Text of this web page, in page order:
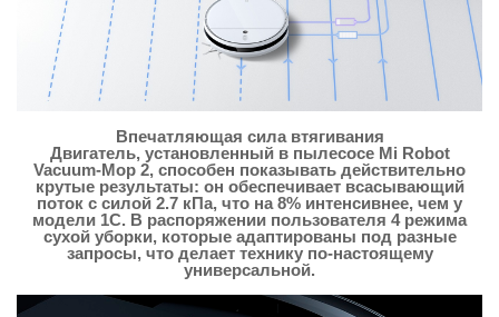
Впечатляющая сила втягивания
Двигатель, установленный в пылесосе Mi Robot
Vacuum-Mop 2, способен показывать действительно
крутые результаты: он обеспечивает всасывающий
поток с силой 2.7 кПа, что на 8% интенсивнее, чем у
модели 1С. В распоряжении пользователя 4 режима
сухой уборки, которые адаптированы под разные
запросы, что делает технику по-настоящему
универсальной.